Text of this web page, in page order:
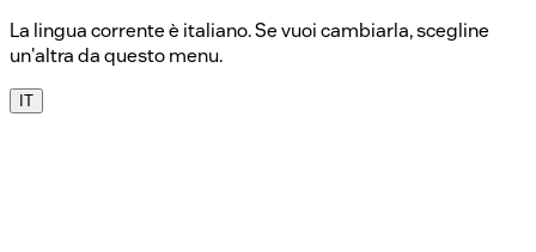
La lingua corrente è italiano. Se vuoi cambiarla, scegline
un'altra da questo menu.
IT